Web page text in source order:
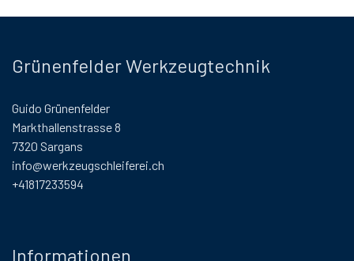
Grünenfelder Werkzeugtechnik
Guido Grünenfelder
Markthallenstrasse 8
7320 Sargans
info@werkzeugschleiferei.ch
+41817233594
Informationen